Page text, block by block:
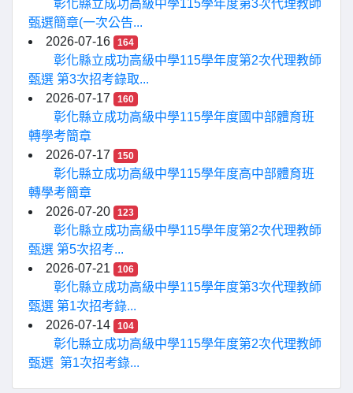
彰化縣立成功高級中學115學年度第3次代理教師
甄選簡章(一次公告...
2026-07-16
164
彰化縣立成功高級中學115學年度第2次代理教師
甄選 第3次招考錄取...
2026-07-17
160
彰化縣立成功高級中學115學年度國中部體育班
轉學考簡章
2026-07-17
150
彰化縣立成功高級中學115學年度高中部體育班
轉學考簡章
2026-07-20
123
彰化縣立成功高級中學115學年度第2次代理教師
甄選 第5次招考...
2026-07-21
106
彰化縣立成功高級中學115學年度第3次代理教師
甄選 第1次招考錄...
2026-07-14
104
彰化縣立成功高級中學115學年度第2次代理教師
甄選 第1次招考錄...